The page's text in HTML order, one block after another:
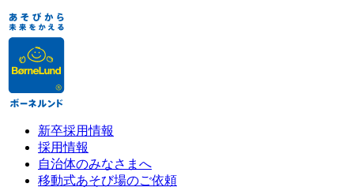
新卒採用情報
採用情報
自治体のみなさまへ
移動式あそび場のご依頼